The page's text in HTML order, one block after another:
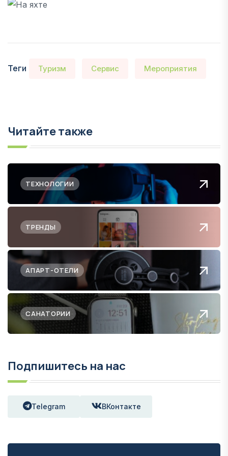
Теги Туризм Сервис Мероприятия
Читайте также
ТЕХНОЛОГИИ
ТРЕНДЫ
АПАРТ-ОТЕЛИ
САНАТОРИИ
Подпишитесь на нас
Telegram ВКонтакте